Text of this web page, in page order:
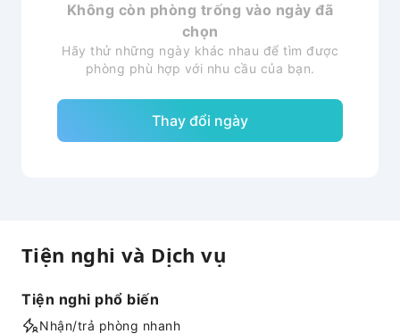
Không còn phòng trống vào ngày đã
chọn
Hãy thử những ngày khác nhau để tìm được
phòng phù hợp với nhu cầu của bạn.
Thay đổi ngày
Tiện nghi và Dịch vụ
Tiện nghi phổ biến
Nhận/trả phòng nhanh